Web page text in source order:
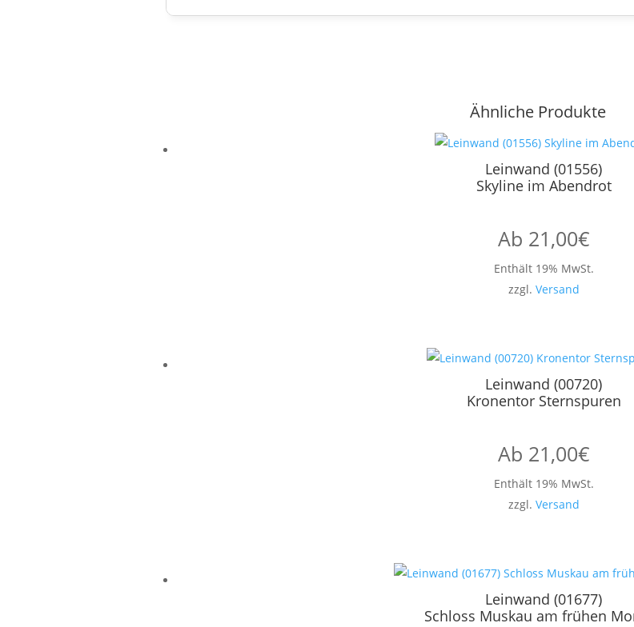
Ähnliche Produkte
Leinwand (01556)
Skyline im Abendrot
Ab 21,00€
Enthält 19% MwSt.
zzgl. Versand
Leinwand (00720)
Kronentor Sternspuren
Ab 21,00€
Enthält 19% MwSt.
zzgl. Versand
Leinwand (01677)
Schloss Muskau am frühen